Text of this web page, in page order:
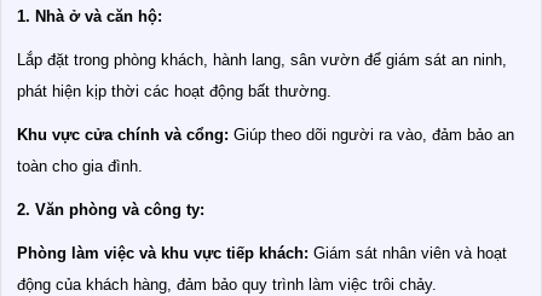
1. Nhà ở và căn hộ:
Lắp đặt trong phòng khách, hành lang, sân vườn để giám sát an ninh,
phát hiện kịp thời các hoạt động bất thường.
Khu vực cửa chính và cổng: Giúp theo dõi người ra vào, đảm bảo an
toàn cho gia đình.
2. Văn phòng và công ty:
Phòng làm việc và khu vực tiếp khách: Giám sát nhân viên và hoạt
động của khách hàng, đảm bảo quy trình làm việc trôi chảy.